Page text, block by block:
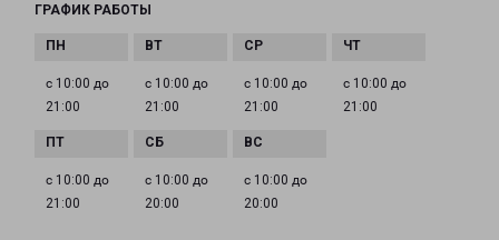
ГРАФИК РАБОТЫ
с 10:00 до
21:00
с 10:00 до
21:00
с 10:00 до
21:00
с 10:00 до
21:00
с 10:00 до
21:00
с 10:00 до
20:00
с 10:00 до
20:00